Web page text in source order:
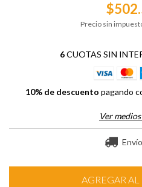
Precio sin
6CUOTAS SIN
10% de descuento pagando
Ver